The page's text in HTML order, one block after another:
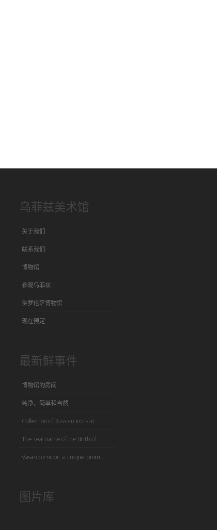
乌菲兹美术馆
关于我们
联系我们
博物馆
参观乌菲兹
佛罗伦萨博物馆
现在预定
最新鲜事件
博物馆的房间
纯净，简单和自然
Collection of Russian icons at...
The real name of the Birth of ...
Vasari corridor: a unique prom...
图片库